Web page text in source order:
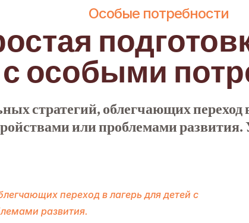
Особые потребности
с особыми
стратегий, облегчающих переход
или проблемами развития.
переход в лагерь для детей с
развития.